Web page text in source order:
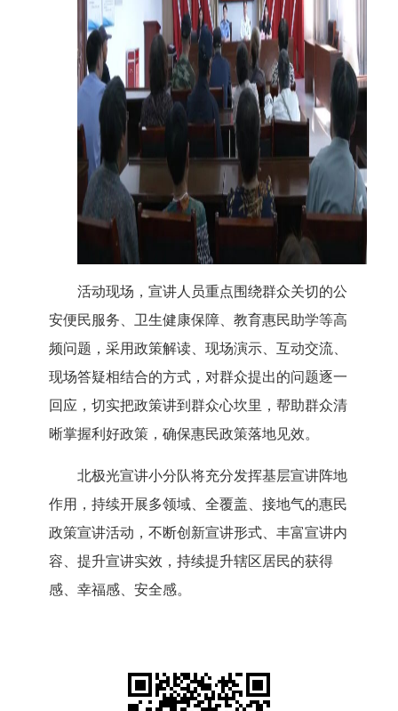
活动现场，宣讲人员重点围绕群众关切的公
安便民服务、卫生健康保障、教育惠民助学等高
频问题，采用政策解读、现场演示、互动交流、
现场答疑相结合的方式， 对群众提出的问题逐一
回应，切实把政策讲到群众心坎里，帮助群众清
晰掌握利好政策，确保惠民政策落地见效。
北极光宣讲小分队将充分发挥基层宣讲阵地
作用，持续开展多领域、全覆盖、接地气的惠民
政策宣讲活动，不断创新宣讲形式、丰富宣讲内
容、提升宣讲实效，持续提升辖区居民的获得
感、幸福感、安全感。